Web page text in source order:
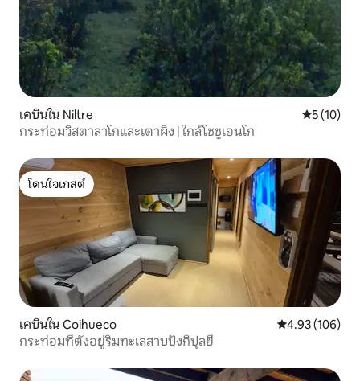
เคบินใน Niltre คะแนนเฉลี่
5 (10)
กระท่อมวิสตาลาโกและเตาผิง | ใกล้โชชูเอนโก
โดนใจเกสต์
โดนใจเกสต์
เคบินใน Coihueco คะแนนเฉลี่ย
4.93 (106)
กระท่อมที่ตั้งอยู่ริมทะเลสาบปังกิปุลยี